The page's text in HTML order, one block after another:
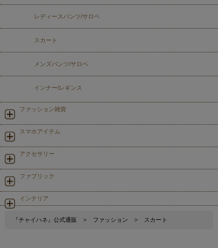
レディースパンツ/サロペ
スカート
メンズパンツ/サロペ
インナー/レギンス
ファッション雑貨
スマホアイテム
アクセサリー
ファブリック
インテリア
『チャイハネ』公式通販 > ファッション > スカート